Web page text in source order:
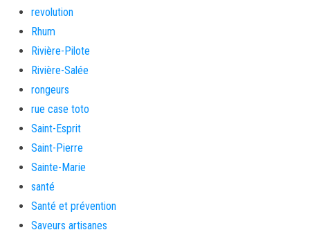
revolution
Rhum
Rivière-Pilote
Rivière-Salée
rongeurs
rue case toto
Saint-Esprit
Saint-Pierre
Sainte-Marie
santé
Santé et prévention
Saveurs artisanes